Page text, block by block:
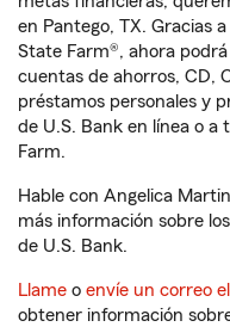
en Pantego, TX. Gracias
State Farm®, ahora
cuentas de ahorros, CD,
préstamos personales y
de U.S. Bank en línea o a
Farm.
Hable con Angelica
más información sobre
de U.S. Bank.
Llame o envíe un correo
obtener información